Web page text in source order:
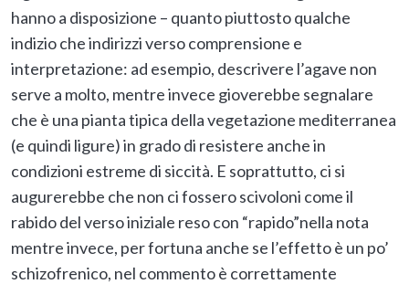
hanno a disposizione – quanto piuttosto qualche
indizio che indirizzi verso comprensione e
interpretazione: ad esempio, descrivere l’agave non
serve a molto, mentre invece gioverebbe segnalare
che è una pianta tipica della vegetazione mediterranea
(e quindi ligure) in grado di resistere anche in
condizioni estreme di siccità. E soprattutto, ci si
augurerebbe che non ci fossero scivoloni come il
rabido del verso iniziale reso con “rapido”nella nota
mentre invece, per fortuna anche se l’effetto è un po’
schizofrenico, nel commento è correttamente